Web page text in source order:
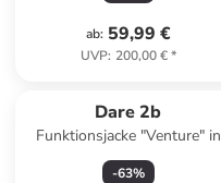
ab: 59,99 €
UVP: 200,00 €*
Dare 2b
Funktionsjacke "Venture" in
Oliv
-63%